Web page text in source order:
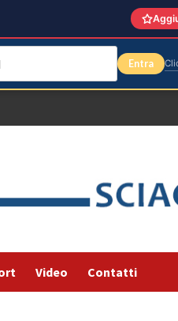
Video Contatti
Entra